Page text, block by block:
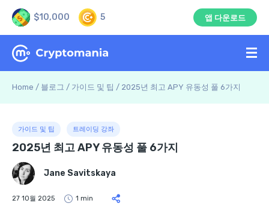
$10,000 5 앱 다운로드
Home / 블로그 / 가이드 및 팁 / 2025년 최고 APY 유동성 풀 6가지
가이드 및 팁 트레이딩 강좌
2025년 최고 APY 유동성 풀 6가지
Jane Savitskaya
27 10월 2025 1 min